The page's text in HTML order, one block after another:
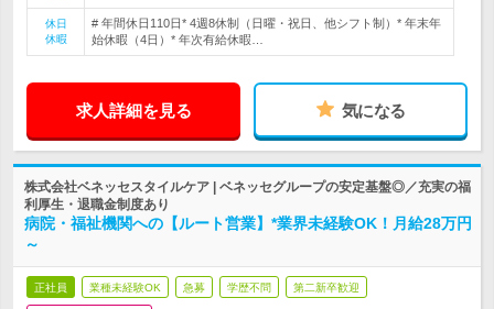
休日
休暇
# 年間休日110日* 4週8休制（日曜・祝日、他シフト制）* 年末年
始休暇（4日）* 年次有給休暇…
求人詳細を見る 気になる
株式会社ベネッセスタイルケア | ベネッセグループの安定基盤◎／充実の福
利厚生・退職金制度あり
病院・福祉機関への【ルート営業】*業界未経験OK！月給28万円
～
正社員 業種未経験OK 急募 学歴不問 第二新卒歓迎